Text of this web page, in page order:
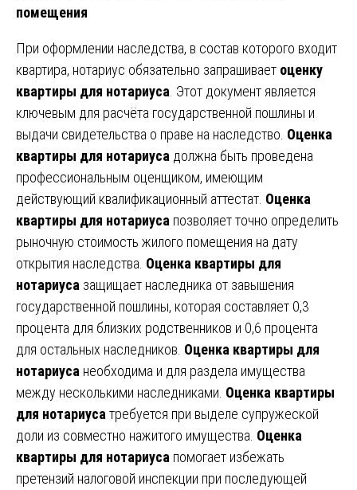
помещения
При оформлении наследства, в состав которого входит
квартира, нотариус обязательно запрашивает оценку
квартиры для нотариуса . Этот документ является
ключевым для расчёта государственной пошлины и
выдачи свидетельства о праве на наследство. Оценка
квартиры для нотариуса должна быть проведена
профессиональным оценщиком, имеющим
действующий квалификационный аттестат. Оценка
квартиры для нотариуса позволяет точно определить
рыночную стоимость жилого помещения на дату
открытия наследства. Оценка квартиры для
нотариуса защищает наследника от завышения
государственной пошлины, которая составляет 0,3
процента для близких родственников и 0,6 процента
для остальных наследников. Оценка квартиры для
нотариуса необходима и для раздела имущества
между несколькими наследниками. Оценка квартиры
для нотариуса требуется при выделе супружеской
доли из совместно нажитого имущества. Оценка
квартиры для нотариуса помогает избежать
претензий налоговой инспекции при последующей